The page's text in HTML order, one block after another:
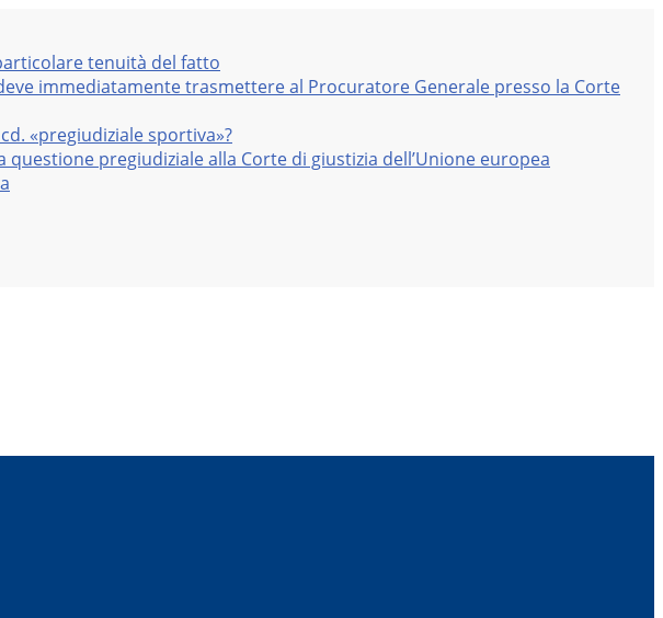
tenuità del fatto
immediatamente trasmettere al Procuratore Generale presso la Corte
«pregiudiziale sportiva»?
pregiudiziale alla Corte di giustizia dell’Unione europea